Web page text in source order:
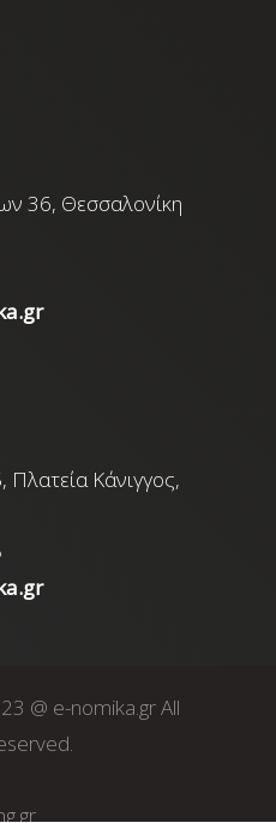
36, Θεσσαλονίκη
Πλατεία Κάνιγγος,
@ e-nomika.gr All